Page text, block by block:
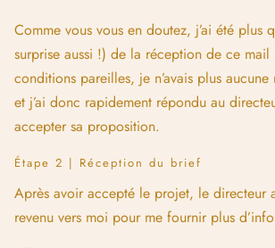
Comme vous vous en doutez, j’ai été plus
surprise aussi !) de la réception de ce mail
conditions pareilles, je n’avais plus aucune
et j’ai donc rapidement répondu au
accepter sa proposition.
Étape 2 | Réception du brief
Après avoir accepté le projet, le directeur
revenu vers moi pour me fournir plus